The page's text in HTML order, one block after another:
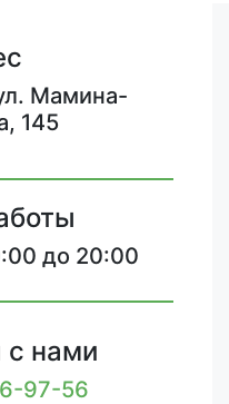
Мамина-
145
до 20:00
с нами
97-56